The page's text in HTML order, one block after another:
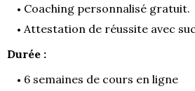
Coaching personnalisé gratuit.
Attestation de réussite avec
Durée :
6 semaines de cours en ligne